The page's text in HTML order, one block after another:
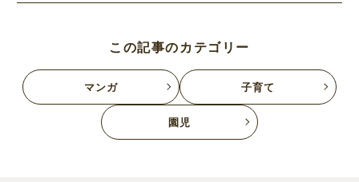
この記事のカテゴリー
マンガ 子育て
園児